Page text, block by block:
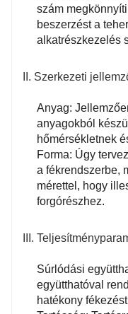
szám
beszerzést a
alkatrészkezelés
II. Szerkezeti
Anyag:
anyagokból
hőmérsékletnek
Forma: Úgy
a fékrendszerbe,
mérettel, hogy
forgórészhez.
III.
Súrlódási
együtthatóval
hatékony